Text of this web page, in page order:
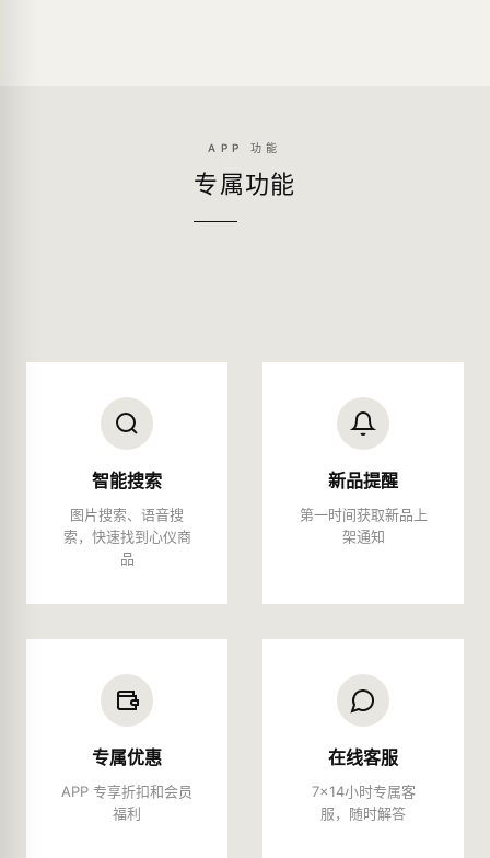
APP 功能
专属功能
智能搜索
图片搜索、语音搜
索，快速找到心仪商
品
新品提醒
第一时间获取新品上
架通知
专属优惠
APP 专享折扣和会员
福利
在线客服
7×14小时专属客
服，随时解答